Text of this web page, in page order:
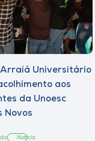
Universitário
aos
da Unoesc
Novos
Notícia